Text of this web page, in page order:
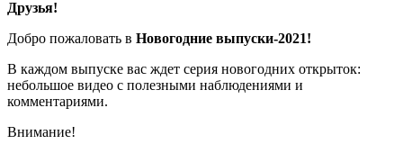
Друзья!
Добро пожаловать в Новогодние выпуски-2021!
В каждом выпуске вас ждет серия новогодних открыток:
небольшое видео с полезными наблюдениями и
комментариями.
Внимание!